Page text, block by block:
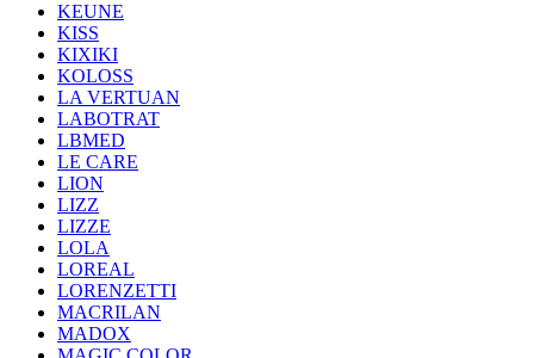
KEUNE
KISS
KIXIKI
KOLOSS
LA VERTUAN
LABOTRAT
LBMED
LE CARE
LION
LIZZ
LIZZE
LOLA
LOREAL
LORENZETTI
MACRILAN
MADOX